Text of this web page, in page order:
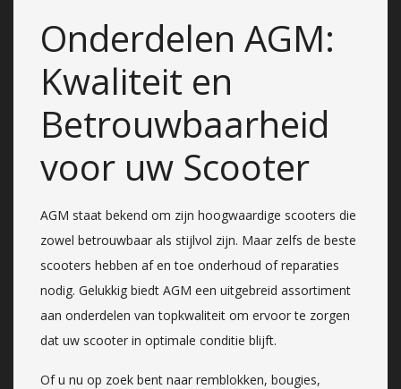
Onderdelen AGM:
Kwaliteit en
Betrouwbaarheid
voor uw Scooter
AGM staat bekend om zijn hoogwaardige scooters die
zowel betrouwbaar als stijlvol zijn. Maar zelfs de beste
scooters hebben af en toe onderhoud of reparaties
nodig. Gelukkig biedt AGM een uitgebreid assortiment
aan onderdelen van topkwaliteit om ervoor te zorgen
dat uw scooter in optimale conditie blijft.
Of u nu op zoek bent naar remblokken, bougies,